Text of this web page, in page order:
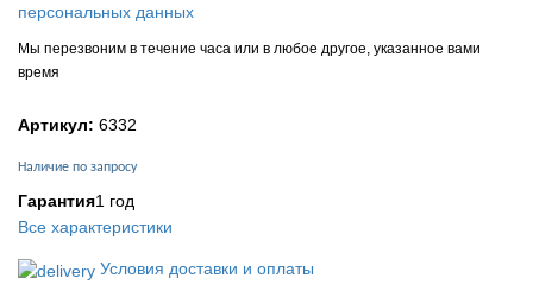
персональных данных
Мы перезвоним в течение часа или в любое другое, указанное вами
время
Артикул: 6332
Наличие по запросу
Гарантия1 год
Все характеристики
Условия доставки и оплаты